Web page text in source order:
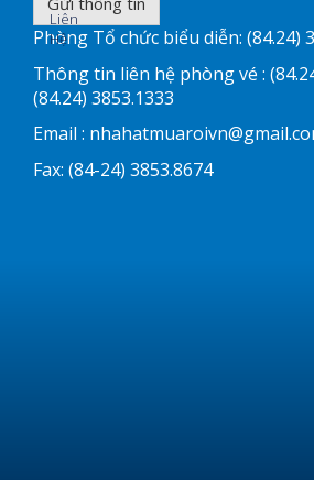
Liên
Hệ
Phòng Tổ chức biểu diễn: (84.24)
Thông tin liên hệ phòng vé :
(84.24) 3853.1333
Email :
Fax: (84-24) 3853.8674